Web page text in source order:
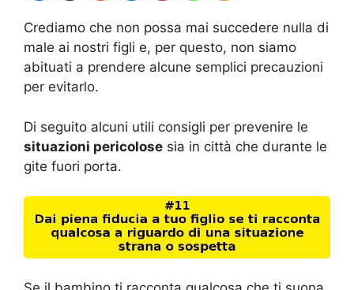
Crediamo che non possa mai succedere nulla di
male ai nostri figli e, per questo, non siamo
abituati a prendere alcune semplici precauzioni
per evitarlo.
Di seguito alcuni utili consigli per prevenire le
situazioni pericolose sia in città che durante le
gite fuori porta.